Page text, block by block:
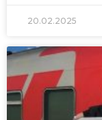
20.02.2025